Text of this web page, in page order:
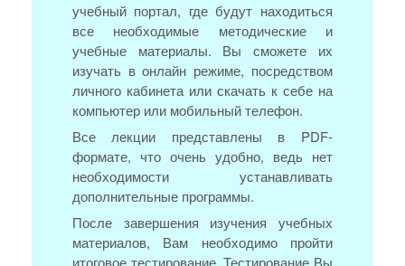
учебный портал, где будут находиться
все необходимые методические и
учебные материалы. Вы сможете их
изучать в онлайн режиме, посредством
личного кабинета или скачать к себе на
компьютер или мобильный телефон.
Все лекции представлены в PDF-
формате, что очень удобно, ведь нет
необходимости устанавливать
дополнительные программы.
После завершения изучения учебных
материалов, Вам необходимо пройти
итоговое тестирование. Тестирование Вы